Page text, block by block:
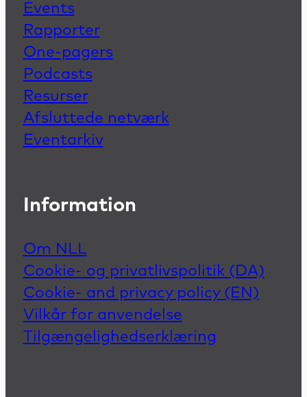
Events
Rapporter
One-pagers
Podcasts
Resurser
Afsluttede netværk
Eventarkiv
Information
Om NLL
Cookie- og privatlivspolitik (DA)
Cookie- and privacy policy (EN)
Vilkår for anvendelse
Tilgængelighedserklæring